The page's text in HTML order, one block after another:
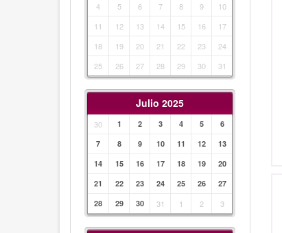
4
5 6 7 8 9
10
11
12 13 14 15 16
17
18
19 20 21 22 23
24
25
26 27 28 29 30 31
Julio 2025
30 1 2 3 4 5
6
7
8 9 10 11 12
13
14
15 16 17 18 19
20
21
22 23 24 25 26
27
28
29 30 31 1 2 3